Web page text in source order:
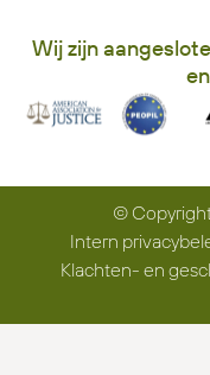
Wij zijn
©
Intern
Klachten- en